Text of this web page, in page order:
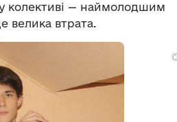
колективі — наймолодшим
велика втрата.